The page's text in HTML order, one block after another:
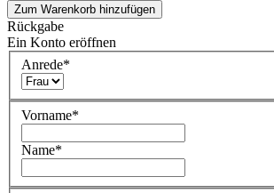
Zum Warenkorb hinzufügen
Rückgabe
Ein Konto eröffnen
Anrede*
Vorname*
Name*